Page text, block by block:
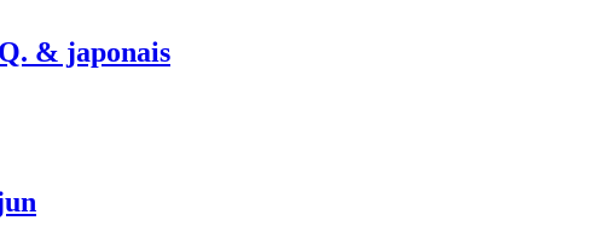
& japonais